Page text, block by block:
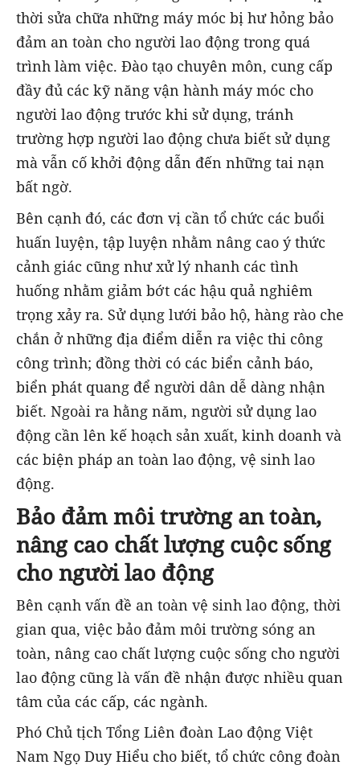
thời sửa chữa những máy móc bị hư hỏng bảo
đảm an toàn cho người lao động trong quá
trình làm việc. Ðào tạo chuyên môn, cung cấp
đầy đủ các kỹ năng vận hành máy móc cho
người lao động trước khi sử dụng, tránh
trường hợp người lao động chưa biết sử dụng
mà vẫn cố khởi động dẫn đến những tai nạn
bất ngờ.
Bên cạnh đó, các đơn vị cần tổ chức các buổi
huấn luyện, tập luyện nhằm nâng cao ý thức
cảnh giác cũng như xử lý nhanh các tình
huống nhằm giảm bớt các hậu quả nghiêm
trọng xảy ra. Sử dụng lưới bảo hộ, hàng rào che
chắn ở những địa điểm diễn ra việc thi công
công trình; đồng thời có các biển cảnh báo,
biển phát quang để người dân dễ dàng nhận
biết. Ngoài ra hằng năm, người sử dụng lao
động cần lên kế hoạch sản xuất, kinh doanh và
các biện pháp an toàn lao động, vệ sinh lao
động.
Bảo đảm môi trường an toàn,
nâng cao chất lượng cuộc sống
cho người lao động
Bên cạnh vấn đề an toàn vệ sinh lao động, thời
gian qua, việc bảo đảm môi trường sóng an
toàn, nâng cao chất lượng cuộc sống cho người
lao động cũng là vấn đề nhận được nhiều quan
tâm của các cấp, các ngành.
Phó Chủ tịch Tổng Liên đoàn Lao động Việt
Nam Ngọ Duy Hiểu cho biết, tổ chức công đoàn